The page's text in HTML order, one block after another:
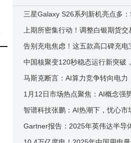
三星Galaxy S26系列新机亮点多
持eSIM与卫星通信，下月发布
上期所密集行动！调整白银期货交
证金及手续费等多项措施
告别充电焦虑！这五款高口碑充电
用快充稳，出行无忧之选
中国核聚变120秒稳态运行新突破
阳”照亮能源未来新征程
马斯克断言：AI算力竞争转向电力
力优势提前卡位新赛道
1月12日市场热点聚焦：AI概念强
融资活跃机构调研忙
智谱科技张鹏：AI热潮下，忧心市
衰”后的一地残局
Gartner报告：2025年英伟达半导